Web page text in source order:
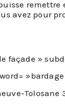
remettre
avez pour
façade »
Tolosane